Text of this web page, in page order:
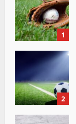
1
2